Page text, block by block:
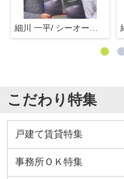
こだわり特集
戸建て賃貸特集
事務所ＯＫ特集